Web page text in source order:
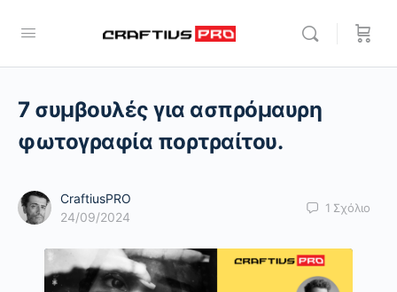
7 συμβουλές για ασπρόμαυρη
φωτογραφία πορτραίτου.
CraftiusPRO
24/09/2024
1 Σχόλιο